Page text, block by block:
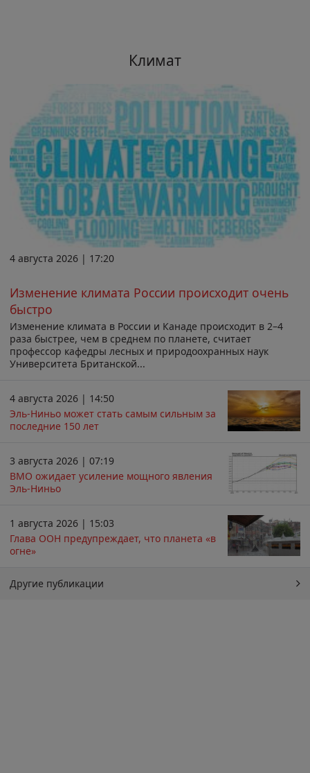
Климат
4 августа 2026 | 17:20
Изменение климата России происходит очень
быстро
Изменение климата в России и Канаде происходит в 2–4
раза быстрее, чем в среднем по планете, считает
профессор кафедры лесных и природоохранных наук
Университета Британской...
4 августа 2026 | 14:50
Эль-Ниньо может стать самым сильным за
последние 150 лет
3 августа 2026 | 07:19
ВМО ожидает усиление мощного явления
Эль-Ниньо
1 августа 2026 | 15:03
Глава ООН предупреждает, что планета «в
огне»
Другие публикации